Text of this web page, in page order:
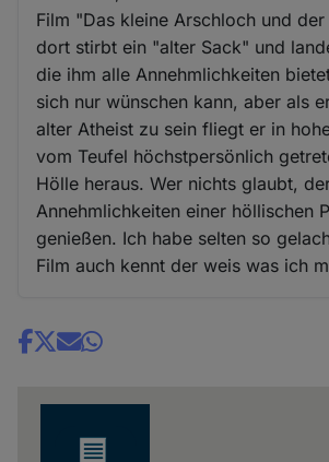
Film "Das kleine Arschloch und
dort stirbt ein "alter Sack" und
die ihm alle Annehmlichkeiten
sich nur wünschen kann, aber als
alter Atheist zu sein fliegt er in
vom Teufel höchstpersönlich
Hölle heraus. Wer nichts glaubt,
Annehmlichkeiten einer höllischen
genießen. Ich habe selten so
Film auch kennt der weis was ich
Share